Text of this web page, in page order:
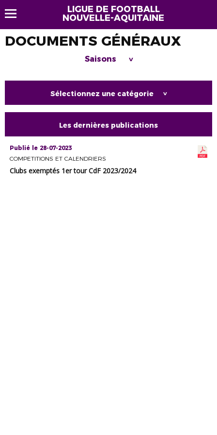
LIGUE DE FOOTBALL
NOUVELLE-AQUITAINE
DOCUMENTS GÉNÉRAUX
Saisons >
Sélectionnez une catégorie >
Les dernières publications
Publié le 28-07-2023
COMPETITIONS ET CALENDRIERS
Clubs exemptés 1er tour CdF 2023/2024